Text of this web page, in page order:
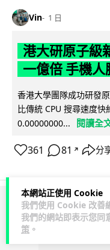
本網站正使用 Cookie
我們使用 Cookie 改善
我們的網站即表示您同
策 。
Vin 1 日
港大研原子級
一億倍 手機
香港大學團隊成功研發
比傳統 CPU 搜尋速度
0.00000000...
閱讀全
361 81 ↗ 分
ADVERTISEMENT